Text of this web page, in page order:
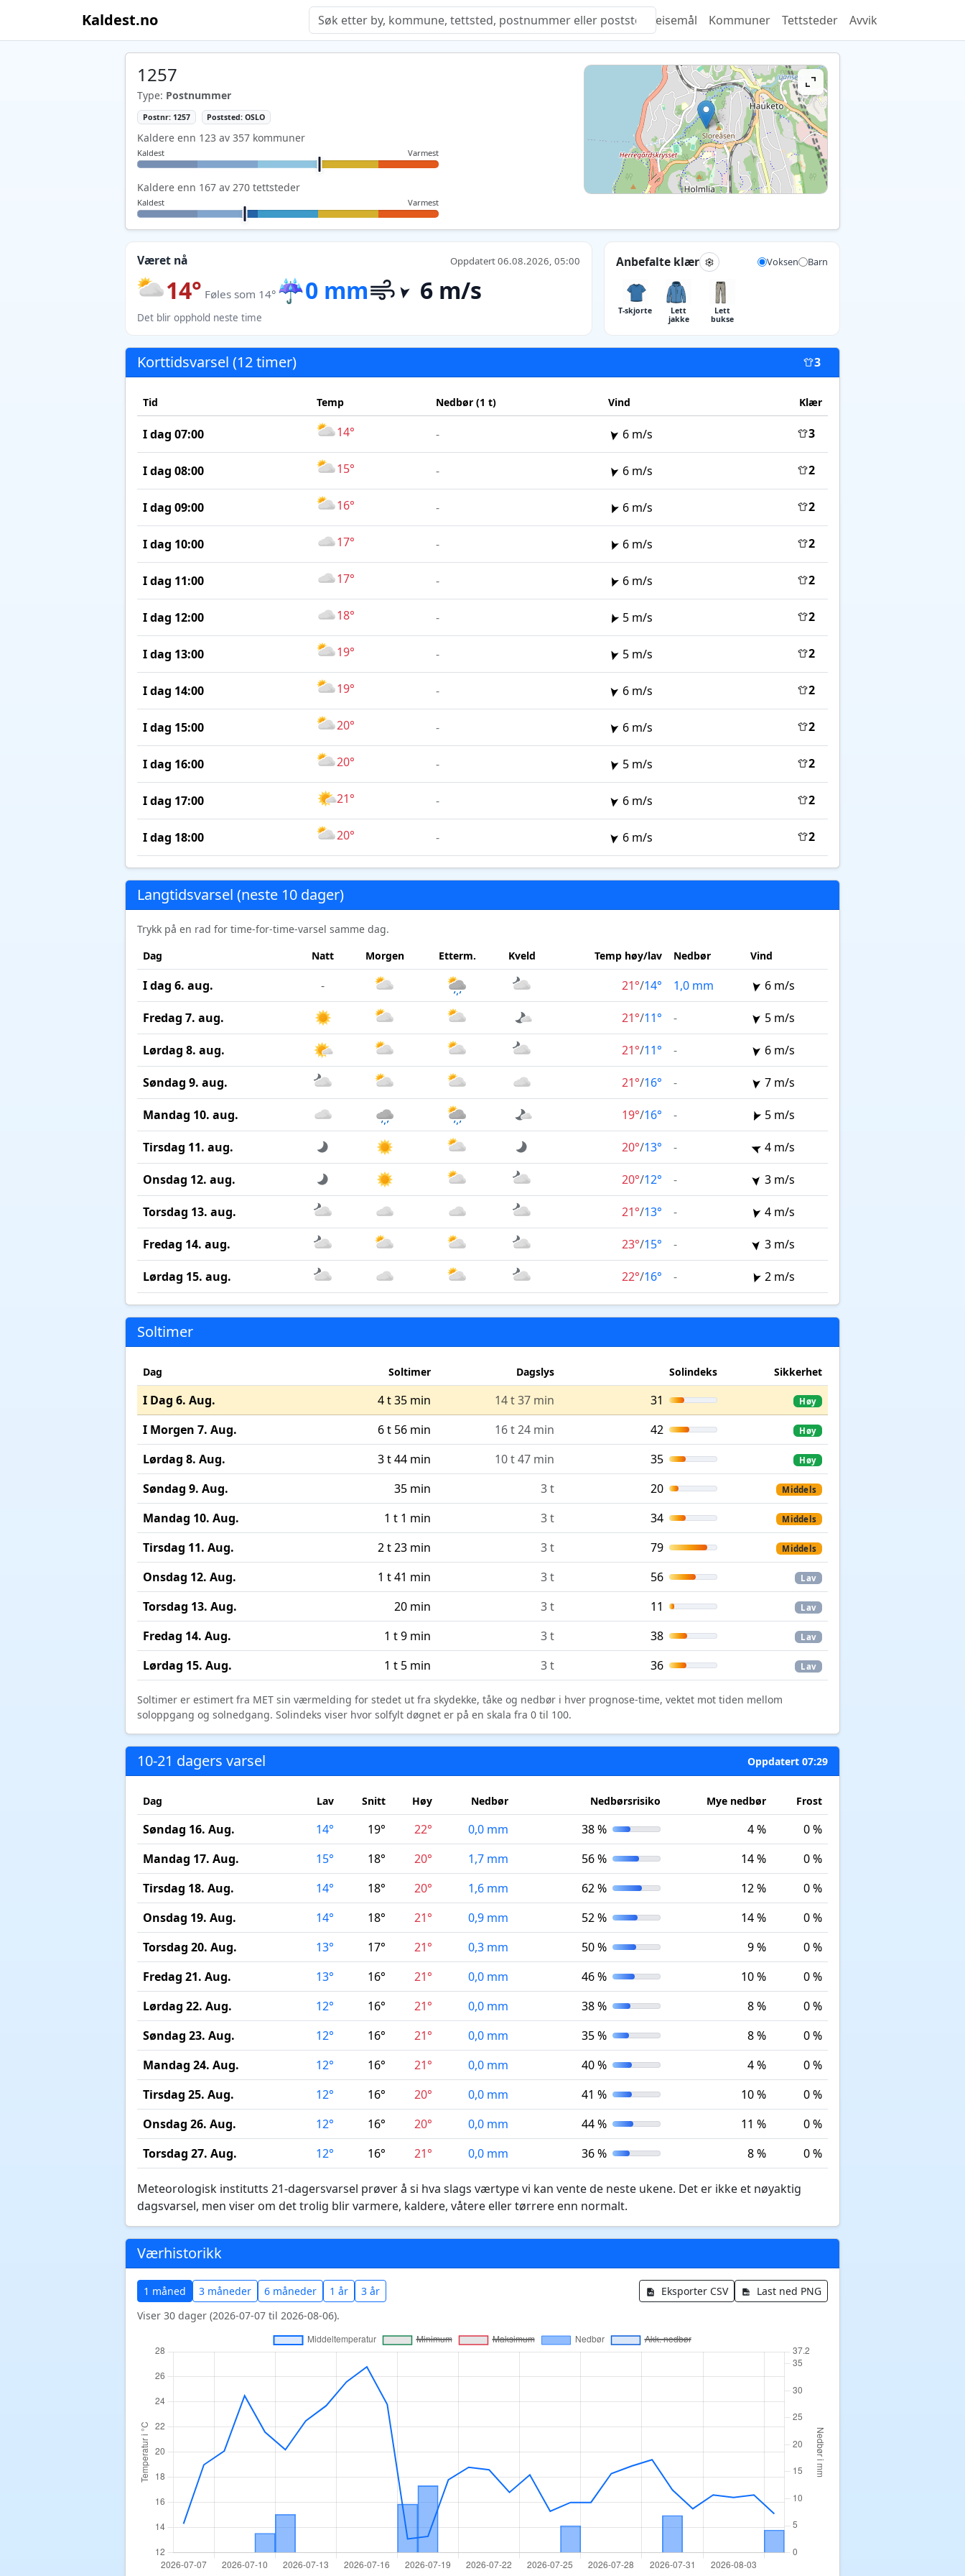
Kaldest.no Quiz Reisemål Kommuner Tettsteder Avvik
1257
Type: Postnummer
Postnr: 1257 Poststed: OSLO
Kaldere enn 123 av 357 kommuner
Kaldest Varmest
Kaldere enn 167 av 270 tettsteder
Kaldest Varmest
Været nå Oppdatert 06.08.2026, 05:00
14° Føles som 14° ☔0 mm 6 m/s
Det blir opphold neste time
Anbefalte klær Voksen Barn
T-skjorte
Lett
jakke
Lett
bukse
Korttidsvarsel (12 timer) 3
Tid Temp Nedbør (1 t) Vind Klær
I dag 07:00 14° - 6 m/s 3
I dag 08:00 15° - 6 m/s 2
I dag 09:00 16° - 6 m/s 2
I dag 10:00 17° - 6 m/s 2
I dag 11:00 17° - 6 m/s 2
I dag 12:00 18° - 5 m/s 2
I dag 13:00 19° - 5 m/s 2
I dag 14:00 19° - 6 m/s 2
I dag 15:00 20° - 6 m/s 2
I dag 16:00 20° - 5 m/s 2
I dag 17:00 21° - 6 m/s 2
I dag 18:00 20° - 6 m/s 2
Langtidsvarsel (neste 10 dager)
Trykk på en rad for time-for-time-varsel samme dag.
Dag
Natt Morgen Etterm. Kveld Temp høy/lav Nedbør Vind
I dag 6. aug. - 21°/14° 1,0 mm 6 m/s
Fredag 7. aug. 21°/11° - 5 m/s
Lørdag 8. aug. 21°/11° - 6 m/s
Søndag 9. aug. 21°/16° - 7 m/s
Mandag 10. aug. 19°/16° - 5 m/s
Tirsdag 11. aug. 20°/13° - 4 m/s
Onsdag 12. aug. 20°/12° - 3 m/s
Torsdag 13. aug. 21°/13° - 4 m/s
Fredag 14. aug. 23°/15° - 3 m/s
Lørdag 15. aug. 22°/16° - 2 m/s
Soltimer
Dag Soltimer Dagslys Solindeks Sikkerhet
I Dag 6. Aug. 4 t 35 min 14 t 37 min 31 Høy
I Morgen 7. Aug. 6 t 56 min 16 t 24 min 42 Høy
Lørdag 8. Aug. 3 t 44 min 10 t 47 min 35 Høy
Søndag 9. Aug. 35 min 3 t 20 Middels
Mandag 10. Aug. 1 t 1 min 3 t 34 Middels
Tirsdag 11. Aug. 2 t 23 min 3 t 79 Middels
Onsdag 12. Aug. 1 t 41 min 3 t 56 Lav
Torsdag 13. Aug. 20 min 3 t 11 Lav
Fredag 14. Aug. 1 t 9 min 3 t 38 Lav
Lørdag 15. Aug. 1 t 5 min 3 t 36 Lav
Soltimer er estimert fra MET sin værmelding for stedet ut fra skydekke, tåke og nedbør i hver prognose-time, vektet mot tiden mellom
soloppgang og solnedgang. Solindeks viser hvor solfylt døgnet er på en skala fra 0 til 100.
10-21 dagers varsel Oppdatert 07:29
Dag Lav Snitt Høy Nedbør Nedbørsrisiko Mye nedbør Frost
Søndag 16. Aug. 14° 19° 22° 0,0 mm 38 % 4 %
0 %
Mandag 17. Aug.
15° 18° 20° 1,7 mm 56 % 14 %
0 %
Tirsdag 18. Aug.
14° 18° 20° 1,6 mm 62 % 12 %
0 %
Onsdag 19. Aug.
14° 18° 21° 0,9 mm 52 % 14 %
0 %
Torsdag 20. Aug.
13° 17° 21° 0,3 mm 50 % 9 %
0 %
Fredag 21. Aug.
13° 16° 21° 0,0 mm 46 % 10 %
0 %
Lørdag 22. Aug.
12° 16° 21° 0,0 mm 38 % 8 %
0 %
Søndag 23. Aug.
12° 16° 21° 0,0 mm 35 % 8 %
0 %
Mandag 24. Aug.
12° 16° 21° 0,0 mm 40 % 4 %
0 %
Tirsdag 25. Aug.
12° 16° 20° 0,0 mm 41 % 10 %
0 %
Onsdag 26. Aug.
12° 16° 20° 0,0 mm 44 % 11 %
0 %
Torsdag 27. Aug.
12° 16° 21° 0,0 mm 36 % 8 % 0 %
Meteorologisk institutts 21-dagersvarsel prøver å si hva slags værtype vi kan vente de neste ukene. Det er ikke et nøyaktig
dagsvarsel, men viser om det trolig blir varmere, kaldere, våtere eller tørrere enn normalt.
Værhistorikk
1 måned 3 måneder 6 måneder 1 år 3 år Eksporter CSV
Last ned PNG
Viser 30 dager (2026-07-07 til 2026-08-06).